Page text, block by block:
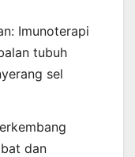
Imunoterapi
tubuh
sel
dan